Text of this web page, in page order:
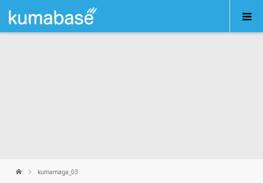
kumamaga_03